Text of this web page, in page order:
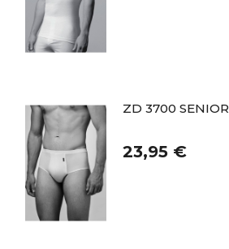
ZD 3700 SENIOR
23,95 €